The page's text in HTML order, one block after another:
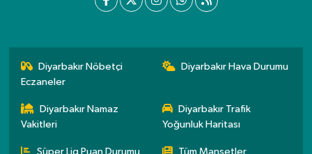
Diyarbakır Nöbetçi
Eczaneler
Diyarbakır Hava Durumu
Diyarbakır Namaz
Vakitleri
Diyarbakır Trafik
Yoğunluk Haritası
Süper Lig Puan Durumu Tüm Manşetler